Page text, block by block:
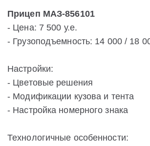
Прицеп МАЗ-856101
- Цена: 7 500 у.е.
- Грузоподъемность: 14 000 / 18
Настройки:
- Цветовые решения
- Модификации кузова и тента
- Настройка номерного знака
Технологичные особенности: